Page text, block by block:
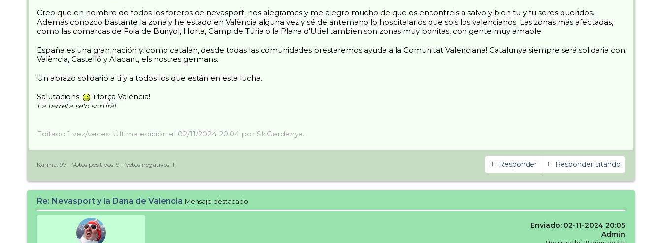
Creo que en nombre de todos los foreros de nevasport: nos alegramos y me alegro mucho de que os encontreis a salvo y bien tu y tu seres queridos...
Además conozco bastante la zona y he estado en València alguna vez y sé de antemano lo hospitalarios que sois los valencianos. Las zonas más afectadas,
como las comarcas de Foia de Bunyol, Horta, Camp de Túria o la Plana d'Utiel tambien son zonas muy bonitas, con gente muy amable.
España es una gran nación y, como catalan, desde todas las comunidades prestaremos ayuda a la Comunitat Valenciana! Catalunya siempre será solidaria con
València, Castelló y Alacant, els nostres germans.
Un abrazo solidario a ti y a todos los que están en esta lucha.
Salutacions
i força València!
La terreta se'n sortirà!
Editado 1 vez/veces. Última edición el 02/11/2024 20:04 por SkiCerdanya.
Responder Responder citando
Karma: 97 - Votos positivos: 9 - Votos negativos: 1
Re: Nevasport y la Dana de Valencia Mensaje destacado
Enviado: 02-11-2024 20:05
Admin